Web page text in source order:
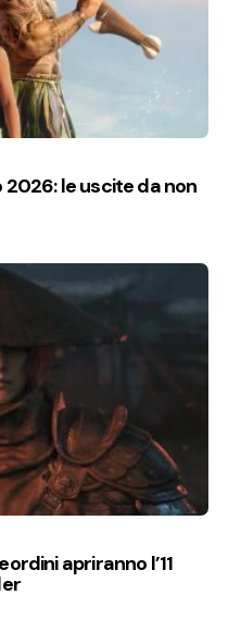
le uscite da non
apriranno l’11